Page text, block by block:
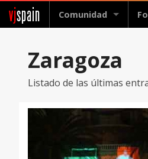
vjspain Comunidad
Zaragoza
Listado de las últimas